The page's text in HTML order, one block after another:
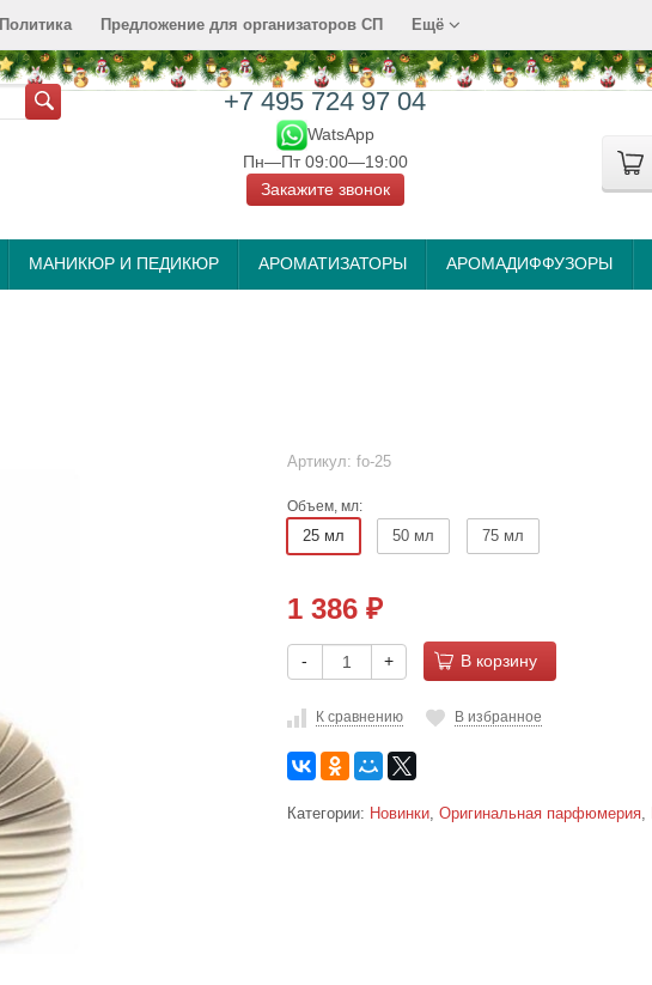
Политика Предложение для организаторов СП Ещё
+7 495 724 97 04
WatsApp
Пн—Пт 09:00—19:00
Закажите звонок
МАНИКЮР И ПЕДИКЮР АРОМАТИЗАТОРЫ АРОМАДИФФУЗОРЫ
Артикул: fo-25
Объем, мл:
25 мл 50 мл 75 мл
1 386 ₽
- + В корзину
К сравнению В избранное
Категории: Новинки, Оригинальная парфюмерия,